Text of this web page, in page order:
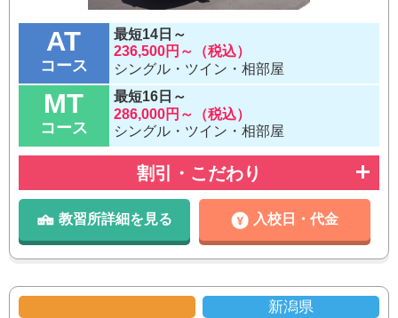
AT
コース
最短14日～
236,500円～（税込）
シングル・ツイン・相部屋
MT
コース
最短16日～
286,000円～（税込）
シングル・ツイン・相部屋
割引・こだわり
教習所詳細を見る 入校日・代金
新潟県